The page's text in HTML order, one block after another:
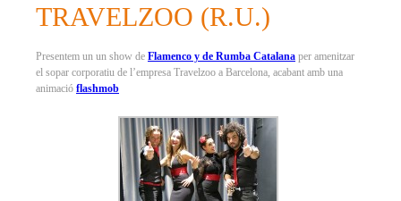
TRAVELZOO (R.U.)
Presentem un un show de Flamenco y de Rumba Catalana per amenitzar
el sopar corporatiu de l’empresa Travelzoo a Barcelona, acabant amb una
animació flashmob